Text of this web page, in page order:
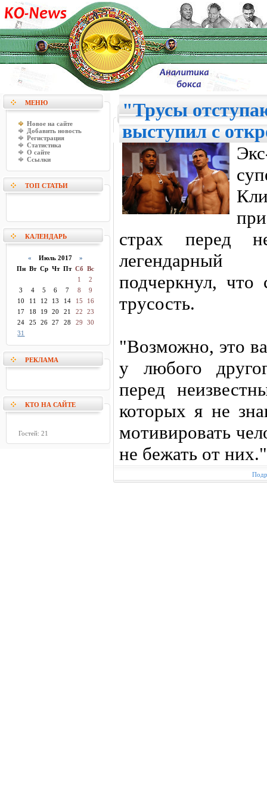
МЕНЮ
Новое на сайте
Добавить новость
Регистрация
Статистика
О сайте
Ссылки
ТОП СТАТЬИ
КАЛЕНДАРЬ
« Июль 2017 »
Пн Вт Ср Чт Пт Сб Вс
1
2
3
4 5 6 7 8
9
10
11 12 13 14 15
16
17
18 19 20 21 22
23
24
25 26 27 28 29
30
31
РЕКЛАМА
КТО НА САЙТЕ
Гостей: 21
"Трусы
выступил с
страх перед
легендарный
подчеркнул, что
трусость.
"Возможно, это
у любого
перед
которых я не
мотивировать
не бежать от них."